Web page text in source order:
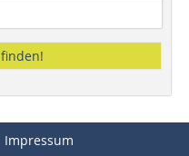
Impressum